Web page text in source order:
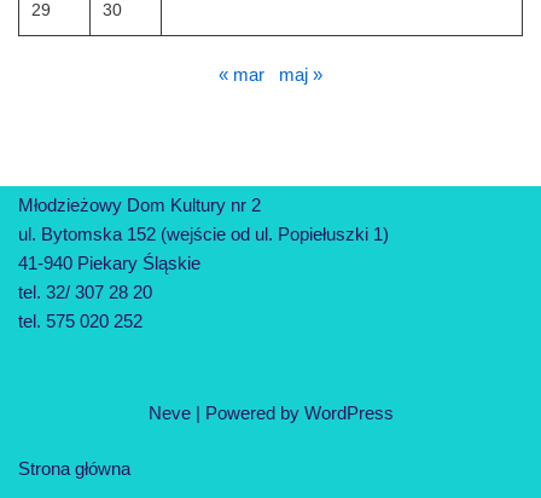
29 30
« mar maj »
Młodzieżowy Dom Kultury nr 2
ul. Bytomska 152 (wejście od ul. Popiełuszki 1)
41-940 Piekary Śląskie
tel. 32/ 307 28 20
tel. 575 020 252
Neve| Powered by WordPress
Strona główna